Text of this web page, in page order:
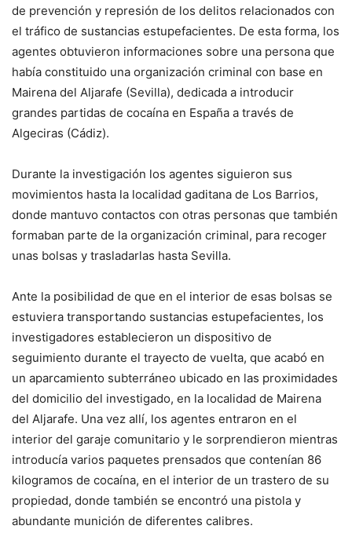
de prevención y represión de los delitos relacionados con
el tráfico de sustancias estupefacientes. De esta forma, los
agentes obtuvieron informaciones sobre una persona que
había constituido una organización criminal con base en
Mairena del Aljarafe (Sevilla), dedicada a introducir
grandes partidas de cocaína en España a través de
Algeciras (Cádiz).
Durante la investigación los agentes siguieron sus
movimientos hasta la localidad gaditana de Los Barrios,
donde mantuvo contactos con otras personas que también
formaban parte de la organización criminal, para recoger
unas bolsas y trasladarlas hasta Sevilla.
Ante la posibilidad de que en el interior de esas bolsas se
estuviera transportando sustancias estupefacientes, los
investigadores establecieron un dispositivo de
seguimiento durante el trayecto de vuelta, que acabó en
un aparcamiento subterráneo ubicado en las proximidades
del domicilio del investigado, en la localidad de Mairena
del Aljarafe. Una vez allí, los agentes entraron en el
interior del garaje comunitario y le sorprendieron mientras
introducía varios paquetes prensados que contenían 86
kilogramos de cocaína, en el interior de un trastero de su
propiedad, donde también se encontró una pistola y
abundante munición de diferentes calibres.